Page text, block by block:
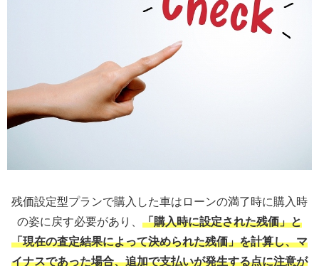
残価設定型プランで購入した車はローンの満了時に購入時
の姿に戻す必要があり、 「購入時に設定された残価」と
「現在の査定結果によって決められた残価」を計算し、マ
イナスであった場合、追加で支払いが発生する点に注意が